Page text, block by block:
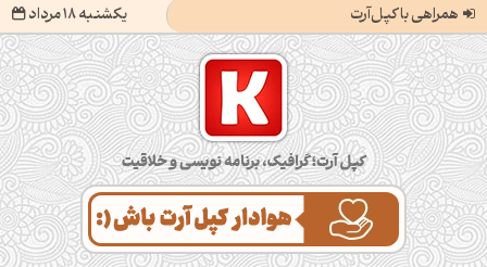
همراهی با کپل‌آرت یکشنبه 18 مرداد
کپل‌آرت؛ گرافیک، برنامه‌نویسی و خلاقیت